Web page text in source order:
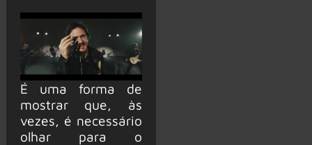
É uma forma de
mostrar que, às
vezes, é necessário
olhar para o